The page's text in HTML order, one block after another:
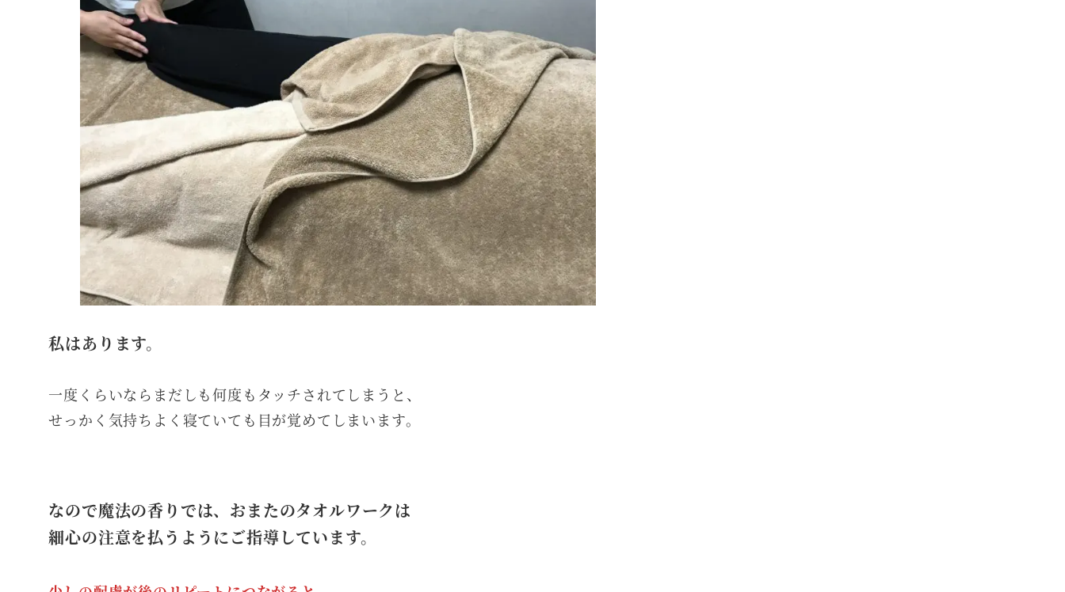
私はあります。
一度くらいならまだしも何度もタッチされてしまうと、
せっかく気持ちよく寝ていても目が覚めてしまいます。
なので魔法の香りでは、おまたのタオルワークは
細心の注意を払うようにご指導しています。